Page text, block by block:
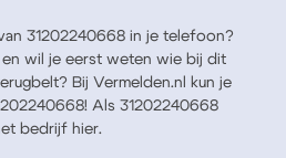
31202240668 in je telefoon?
wil je eerst weten wie bij dit
Bij Vermelden.nl kun je
Als 31202240668
bedrijf hier.